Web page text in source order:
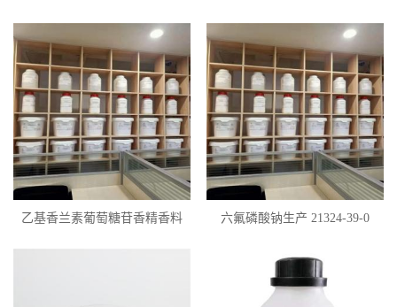
乙基香兰素葡萄糖苷香精香料 六氟磷酸钠生产 21324-39-0